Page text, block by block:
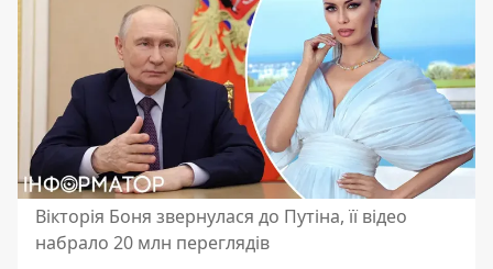
Вікторія Боня звернулася до Путіна, її відео
набрало 20 млн переглядів